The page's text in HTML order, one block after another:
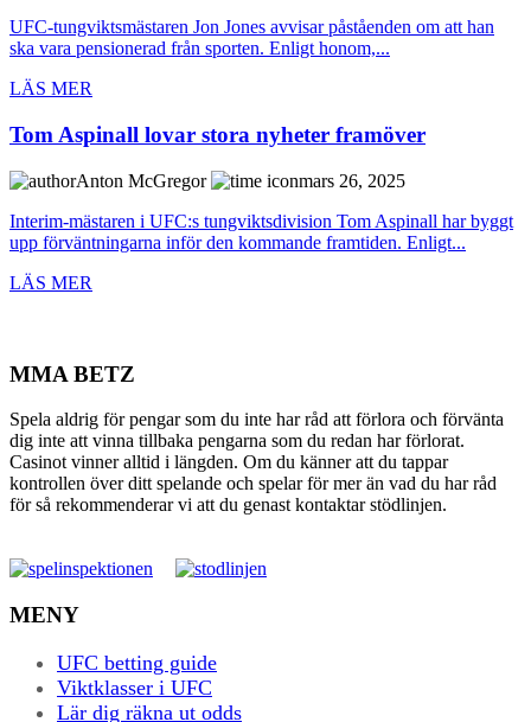
UFC-tungviktsmästaren Jon Jones avvisar påståenden om att han
ska vara pensionerad från sporten. Enligt honom,...
LÄS MER
Tom Aspinall lovar stora nyheter framöver
Anton McGregor
mars 26, 2025
Interim-mästaren i UFC:s tungviktsdivision Tom Aspinall har byggt
upp förväntningarna inför den kommande framtiden. Enligt...
LÄS MER
MMA BETZ
Spela aldrig för pengar som du inte har råd att förlora och förvänta
dig inte att vinna tillbaka pengarna som du redan har förlorat.
Casinot vinner alltid i längden. Om du känner att du tappar
kontrollen över ditt spelande och spelar för mer än vad du har råd
för så rekommenderar vi att du genast kontaktar stödlinjen.
MENY
UFC betting guide
Viktklasser i UFC
Lär dig räkna ut odds